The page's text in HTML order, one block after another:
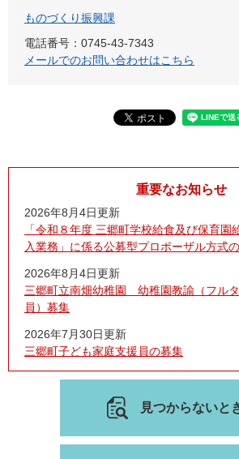
ものづくり振興課
電話番号：0745-43-7343
メールでのお問い合わせはこちら
重要なお知らせ
2026年8月4日更新
「令和８年度 三郷町学校給食及び保育園
入業務」に係る公募型プロポーザル方式
2026年8月4日更新
三郷町立南畑幼稚園 幼稚園教諭（フル
員）募集
2026年7月30日更新
三郷町子ども家庭支援員の募集
見つからないと